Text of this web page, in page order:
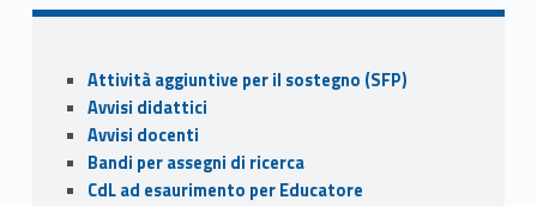
b
o
o
k
d
o
n
l di
vi
di
Sidebar
Attività aggiuntive per il sostegno (SFP)
Avvisi didattici
Avvisi docenti
Bandi per assegni di ricerca
CdL ad esaurimento per Educatore